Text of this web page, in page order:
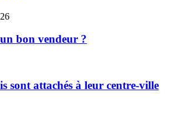
bon vendeur ?
sont attachés à leur centre-ville